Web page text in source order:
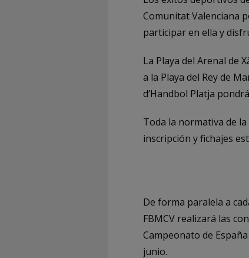
Comunitat Valenciana
participar en ella y
La Playa del Arenal de
a la Playa del Rey de
d’Handbol Platja
Toda la normativa de
inscripción y fichajes
De forma paralela a
FBMCV realizará las
Campeonato de
junio.